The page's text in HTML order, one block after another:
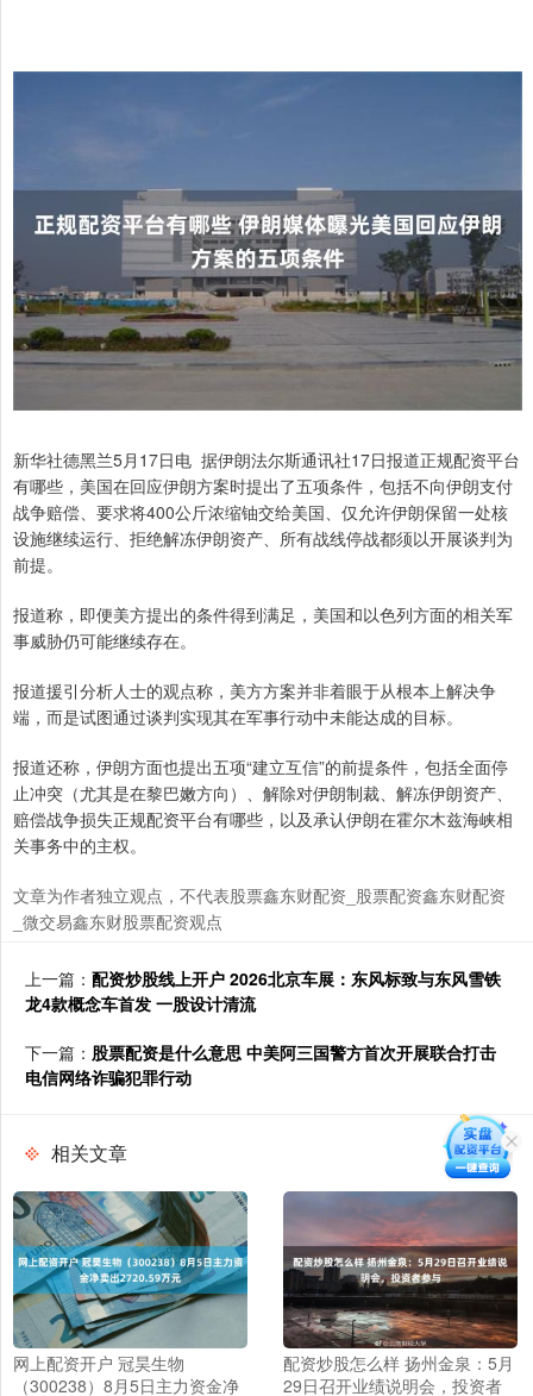
新华社德黑兰5月17日电 据伊朗法尔斯通讯社17日报道正规配资平台
有哪些，美国在回应伊朗方案时提出了五项条件，包括不向伊朗支付
战争赔偿、要求将400公斤浓缩铀交给美国、仅允许伊朗保留一处核
设施继续运行、拒绝解冻伊朗资产、所有战线停战都须以开展谈判为
前提。
报道称，即便美方提出的条件得到满足，美国和以色列方面的相关军
事威胁仍可能继续存在。
报道援引分析人士的观点称，美方方案并非着眼于从根本上解决争
端，而是试图通过谈判实现其在军事行动中未能达成的目标。
报道还称，伊朗方面也提出五项“建立互信”的前提条件，包括全面停
止冲突（尤其是在黎巴嫩方向）、解除对伊朗制裁、解冻伊朗资产、
赔偿战争损失正规配资平台有哪些，以及承认伊朗在霍尔木兹海峡相
关事务中的主权。
文章为作者独立观点，不代表股票鑫东财配资_股票配资鑫东财配资
_微交易鑫东财股票配资观点
上一篇： 配资炒股线上开户 2026北京车展：东风标致与东风雪铁
龙4款概念车首发 一股设计清流
下一篇： 股票配资是什么意思 中美阿三国警方首次开展联合打击
电信网络诈骗犯罪行动
相关文章
网上配资开户 冠昊生物
（300238）8月5日主力资金净
配资炒股怎么样 扬州金泉：5月
29日召开业绩说明会，投资者